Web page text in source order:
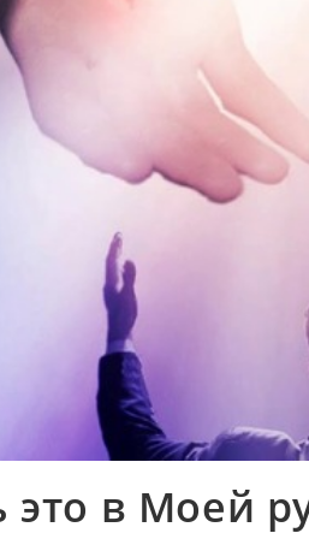
это в Моей